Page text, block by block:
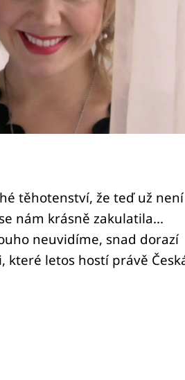
těhotenství, že teď už není
nám krásně zakulatila...
neuvidíme, snad dorazí
které letos hostí právě